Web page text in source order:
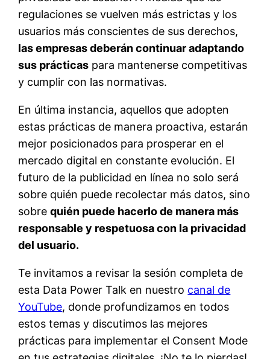
regulaciones se vuelven más estrictas y los
usuarios más conscientes de sus derechos,
las empresas deberán continuar adaptando
sus prácticas para mantenerse competitivas
y cumplir con las normativas.
En última instancia, aquellos que adopten
estas prácticas de manera proactiva, estarán
mejor posicionados para prosperar en el
mercado digital en constante evolución. El
futuro de la publicidad en línea no solo será
sobre quién puede recolectar más datos, sino
sobrequién puede hacerlo de manera más
responsable y respetuosa con la privacidad
del usuario.
Te invitamos a revisar la sesión completa de
esta Data Power Talk en nuestro canal de
YouTube, donde profundizamos en todos
estos temas y discutimos las mejores
prácticas para implementar el Consent Mode